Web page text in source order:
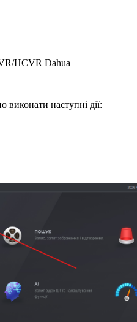
HCVR Dahua
виконати наступні дії: